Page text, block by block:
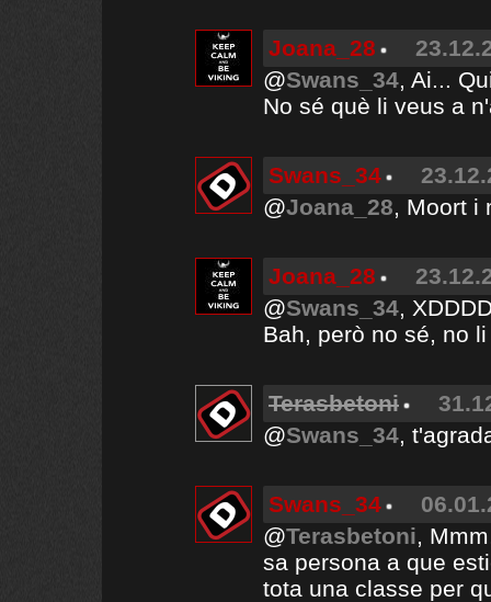
Joana_28
@Swans_34, Ai...
No sé què li veus a
Swans_34
@Joana_28, Moort i
Joana_28
@Swans_34,
Bah, però no sé, no
Terasbetoni
@Swans_34,
Swans_34
@Terasbetoni,
sa persona a que
tota una classe per